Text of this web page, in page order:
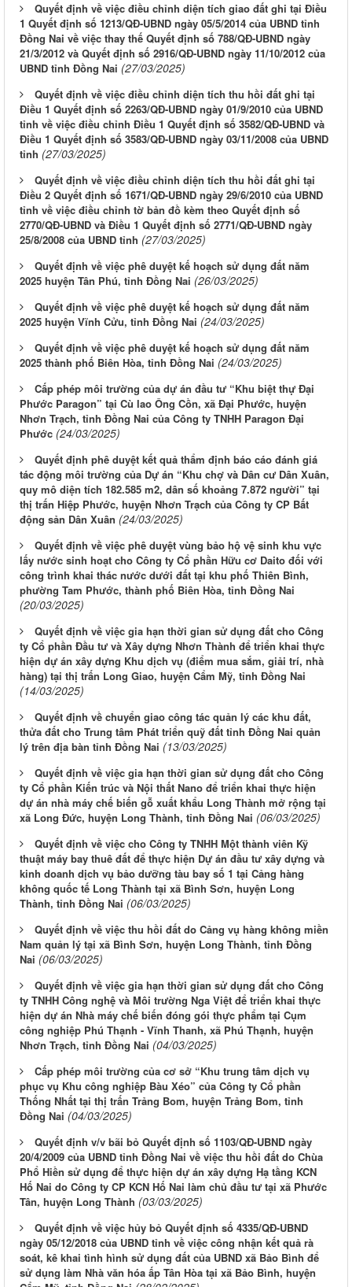
Quyết định về việc điều chỉnh diện tích giao đất ghi tại Điều
1 Quyết định số 1213/QĐ-UBND ngày 05/5/2014 của UBND tỉnh
Đồng Nai về việc thay thế Quyết định số 788/QĐ-UBND ngày
21/3/2012 và Quyết định số 2916/QĐ-UBND ngày 11/10/2012 của
UBND tỉnh Đồng Nai (27/03/2025)
Quyết định về việc điều chỉnh diện tích thu hồi đất ghi tại
Điều 1 Quyết định số 2263/QĐ-UBND ngày 01/9/2010 của UBND
tỉnh về việc điều chỉnh Điều 1 Quyết định số 3582/QĐ-UBND và
Điều 1 Quyết định số 3583/QĐ-UBND ngày 03/11/2008 của UBND
tỉnh (27/03/2025)
Quyết định về việc điều chỉnh diện tích thu hồi đất ghi tại
Điều 2 Quyết định số 1671/QĐ-UBND ngày 29/6/2010 của UBND
tỉnh về việc điều chỉnh tờ bản đồ kèm theo Quyết định số
2770/QĐ-UBND và Điều 1 Quyết định số 2771/QĐ-UBND ngày
25/8/2008 của UBND tỉnh (27/03/2025)
Quyết định về việc phê duyệt kế hoạch sử dụng đất năm
2025 huyện Tân Phú, tỉnh Đồng Nai (26/03/2025)
Quyết định về việc phê duyệt kế hoạch sử dụng đất năm
2025 huyện Vĩnh Cửu, tỉnh Đồng Nai (24/03/2025)
Quyết định về việc phê duyệt kế hoạch sử dụng đất năm
2025 thành phố Biên Hòa, tỉnh Đồng Nai (24/03/2025)
Cấp phép môi trường của dự án đầu tư “Khu biệt thự Đại
Phước Paragon” tại Cù lao Ông Cồn, xã Đại Phước, huyện
Nhơn Trạch, tỉnh Đồng Nai của Công ty TNHH Paragon Đại
Phước (24/03/2025)
Quyết định phê duyệt kết quả thẩm định báo cáo đánh giá
tác động môi trường của Dự án “Khu chợ và Dân cư Dân Xuân,
quy mô diện tích 182.585 m2, dân số khoảng 7.872 người” tại
thị trấn Hiệp Phước, huyện Nhơn Trạch của Công ty CP Bất
động sản Dân Xuân (24/03/2025)
Quyết định về việc phê duyệt vùng bảo hộ vệ sinh khu vực
lấy nước sinh hoạt cho Công ty Cổ phần Hữu cơ Daito đối với
công trình khai thác nước dưới đất tại khu phố Thiên Bình,
phường Tam Phước, thành phố Biên Hòa, tỉnh Đồng Nai
(20/03/2025)
Quyết định về việc gia hạn thời gian sử dụng đất cho Công
ty Cổ phần Đầu tư và Xây dựng Nhơn Thành để triển khai thực
hiện dự án xây dựng Khu dịch vụ (điểm mua sắm, giải trí, nhà
hàng) tại thị trấn Long Giao, huyện Cẩm Mỹ, tỉnh Đồng Nai
(14/03/2025)
Quyết định về chuyển giao công tác quản lý các khu đất,
thửa đất cho Trung tâm Phát triển quỹ đất tỉnh Đồng Nai quản
lý trên địa bàn tỉnh Đồng Nai (13/03/2025)
Quyết định về việc gia hạn thời gian sử dụng đất cho Công
ty Cổ phần Kiến trúc và Nội thất Nano để triển khai thực hiện
dự án nhà máy chế biến gỗ xuất khẩu Long Thành mở rộng tại
xã Long Đức, huyện Long Thành, tỉnh Đồng Nai (06/03/2025)
Quyết định về việc cho Công ty TNHH Một thành viên Kỹ
thuật máy bay thuê đất để thực hiện Dự án đầu tư xây dựng và
kinh doanh dịch vụ bảo dưỡng tàu bay số 1 tại Cảng hàng
không quốc tế Long Thành tại xã Bình Sơn, huyện Long
Thành, tỉnh Đồng Nai (06/03/2025)
Quyết định về việc thu hồi đất do Cảng vụ hàng không miền
Nam quản lý tại xã Bình Sơn, huyện Long Thành, tỉnh Đồng
Nai (06/03/2025)
Quyết định về việc gia hạn thời gian sử dụng đất cho Công
ty TNHH Công nghệ và Môi trường Nga Việt để triển khai thực
hiện dự án Nhà máy chế biến đóng gói thực phẩm tại Cụm
công nghiệp Phú Thạnh - Vĩnh Thanh, xã Phú Thạnh, huyện
Nhơn Trạch, tỉnh Đồng Nai (04/03/2025)
Cấp phép môi trường của cơ sở “Khu trung tâm dịch vụ
phục vụ Khu công nghiệp Bàu Xéo” của Công ty Cổ phần
Thống Nhất tại thị trấn Trảng Bom, huyện Trảng Bom, tỉnh
Đồng Nai (04/03/2025)
Quyết định v/v bãi bỏ Quyết định số 1103/QĐ-UBND ngày
20/4/2009 của UBND tỉnh Đồng Nai về việc thu hồi đất do Chùa
Phổ Hiền sử dụng để thực hiện dự án xây dựng Hạ tầng KCN
Hố Nai do Công ty CP KCN Hố Nai làm chủ đầu tư tại xã Phước
Tân, huyện Long Thành (03/03/2025)
Quyết định về việc hủy bỏ Quyết định số 4335/QĐ-UBND
ngày 05/12/2018 của UBND tỉnh về việc công nhận kết quả rà
soát, kê khai tình hình sử dụng đất của UBND xã Bảo Bình để
sử dụng làm Nhà văn hóa ấp Tân Hòa tại xã Bảo Bình, huyện